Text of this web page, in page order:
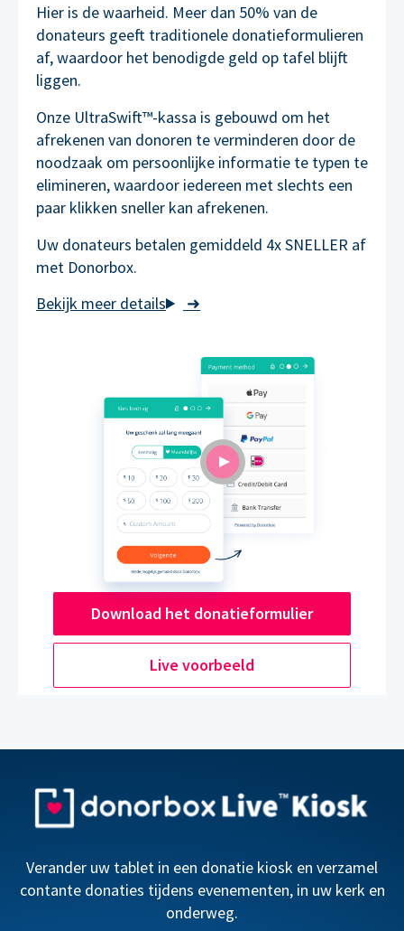
➜
Hier is de waarheid. Meer dan 50% van de
donateurs geeft traditionele donatieformulieren
af, waardoor het benodigde geld op tafel blijft
liggen.
Onze UltraSwift™-kassa is gebouwd om het
afrekenen van donoren te verminderen door de
noodzaak om persoonlijke informatie te typen te
elimineren, waardoor iedereen met slechts een
paar klikken sneller kan afrekenen.
Uw donateurs betalen gemiddeld 4x SNELLER af
met Donorbox.
Download het donatieformulier
Live voorbeeld
Verander uw tablet in een donatie kiosk en verzamel
contante donaties tijdens evenementen, in uw kerk en
onderweg.